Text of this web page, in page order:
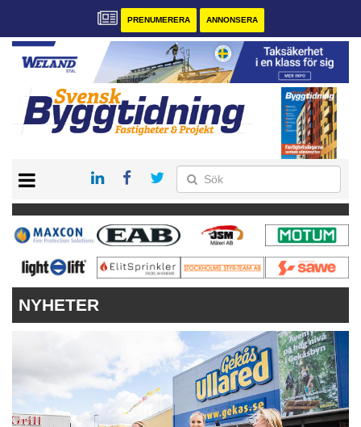
PRENUMERERA ANNONSERA
PRENUMERERA
VÅRA ANDRA MAGASIN
ANNONSERA
NYHETER